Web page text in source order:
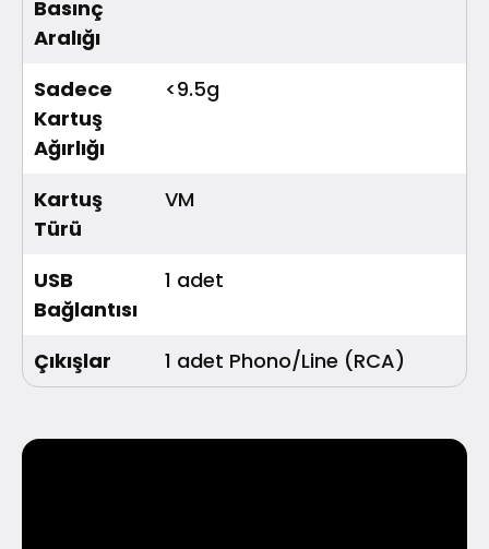
Basınç
Aralığı
Sadece
Kartuş
Ağırlığı
<9.5g
Kartuş
Türü
VM
USB
Bağlantısı
1 adet
Çıkışlar 1 adet Phono/Line (RCA)